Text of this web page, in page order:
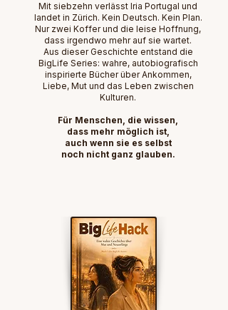
Mit siebzehn verlässt Iria Portugal und
landet in Zürich. Kein Deutsch. Kein Plan.
Nur zwei Koffer und die leise Hoffnung,
dass irgendwo mehr auf sie wartet.
Aus dieser Geschichte entstand die
BigLife Series: wahre, autobiografisch
inspirierte Bücher über Ankommen,
Liebe, Mut und das Leben zwischen
Kulturen.
Für Menschen, die wissen,
dass mehr möglich ist,
auch wenn sie es selbst
noch nicht ganz glauben.